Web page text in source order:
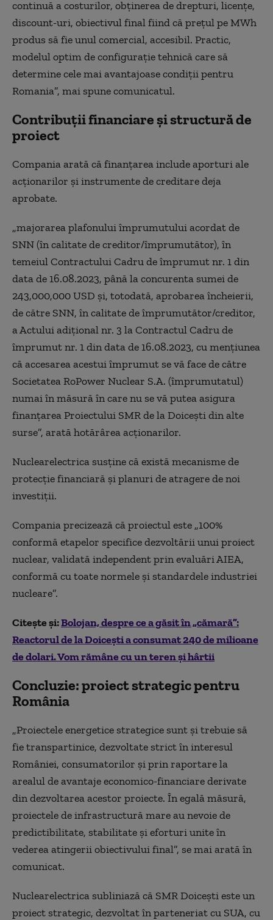
continuă a costurilor, obţinerea de drepturi, licenţe,
discount-uri, obiectivul final fiind că preţul pe MWh
produs să fie unul comercial, accesibil. Practic,
modelul optim de configuraţie tehnică care să
determine cele mai avantajoase condiţii pentru
Romania”, mai spune comunicatul.
Contribuții financiare și structură de
proiect
Compania arată că finanțarea include aporturi ale
acționarilor și instrumente de creditare deja
aprobate.
„majorarea plafonului împrumutului acordat de
SNN (în calitate de creditor/împrumutător), în
temeiul Contractului Cadru de împrumut nr. 1 din
data de 16.08.2023, până la concurenta sumei de
243,000,000 USD şi, totodată, aprobarea încheierii,
de către SNN, în calitate de împrumutător/creditor,
a Actului adiţional nr. 3 la Contractul Cadru de
împrumut nr. 1 din data de 16.08.2023, cu menţiunea
că accesarea acestui împrumut se vă face de către
Societatea RoPower Nuclear S.A. (împrumutatul)
numai în măsură în care nu se vă putea asigura
finanţarea Proiectului SMR de la Doiceşti din alte
surse”, arată hotărârea acționarilor.
Nuclearelectrica susține că există mecanisme de
protecție financiară și planuri de atragere de noi
investiții.
Compania precizează că proiectul este „100%
conformă etapelor specifice dezvoltării unui proiect
nuclear, validată independent prin evaluări AIEA,
conformă cu toate normele şi standardele industriei
nucleare”.
Citește și:Bolojan, despre ce a găsit în „cămară”:
Reactorul de la Doiceşti a consumat 240 de milioane
de dolari. Vom rămâne cu un teren şi hârtii
Concluzie: proiect strategic pentru
România
„Proiectele energetice strategice sunt şi trebuie să
fie transpartinice, dezvoltate strict în interesul
României, consumatorilor şi prin raportare la
arealul de avantaje economico-financiare derivate
din dezvoltarea acestor proiecte. În egală măsură,
proiectele de infrastructură mare au nevoie de
predictibilitate, stabilitate şi eforturi unite în
vederea atingerii obiectivului final”, se mai arată în
comunicat.
Nuclearelectrica subliniază că SMR Doicești este un
proiect strategic, dezvoltat în parteneriat cu SUA, cu